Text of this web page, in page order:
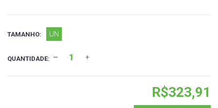
TAMANHO: UN
QUANTIDADE:
R$323,91